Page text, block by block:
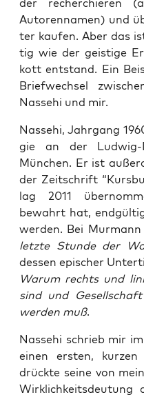
der recher­chie­ren
Autoren­na­men) und
ter kau­fen. Aber das
tig wie der geis­ti­ge
kott ent­stand. Ein
Brief­wech­sel
Nas­sehi und mir.
Nas­sehi, Jahr­gang
gie an der Lud­wig-
Mün­chen. Er ist
der Zeit­schrift
lag 2011
bewahrt hat,
wer­den. Bei
letz­te Stun­de der
des­sen epi­scher
War­um rechts und
sind und
wer­den muß.
Nas­sehi schrieb mir
einen ers­ten,
drück­te sei­ne von
Wirk­lich­keits­deu­tung